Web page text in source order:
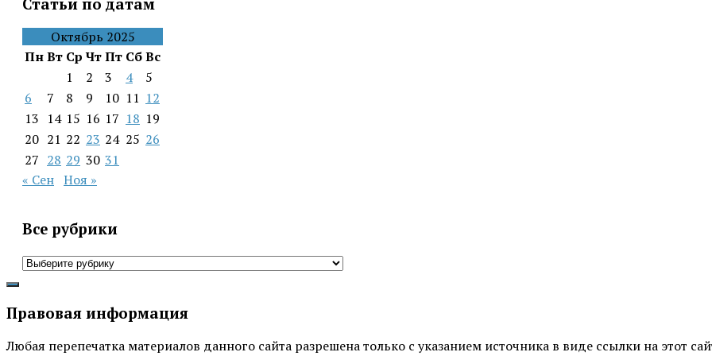
Октябрь 2025
ПнВт Ср ЧтПт СбВс
1
2 3 4
5
6
7 8 9 10 11 12
13 14 15 16 17 18 19
20 21 22 23 24 25 26
27 28 29 30 31
« Сен Ноя »
Все рубрики
Все
Правовая информация
Любая перепечатка материалов данного сайта разрешена только с указанием источника в виде ссылки на этот